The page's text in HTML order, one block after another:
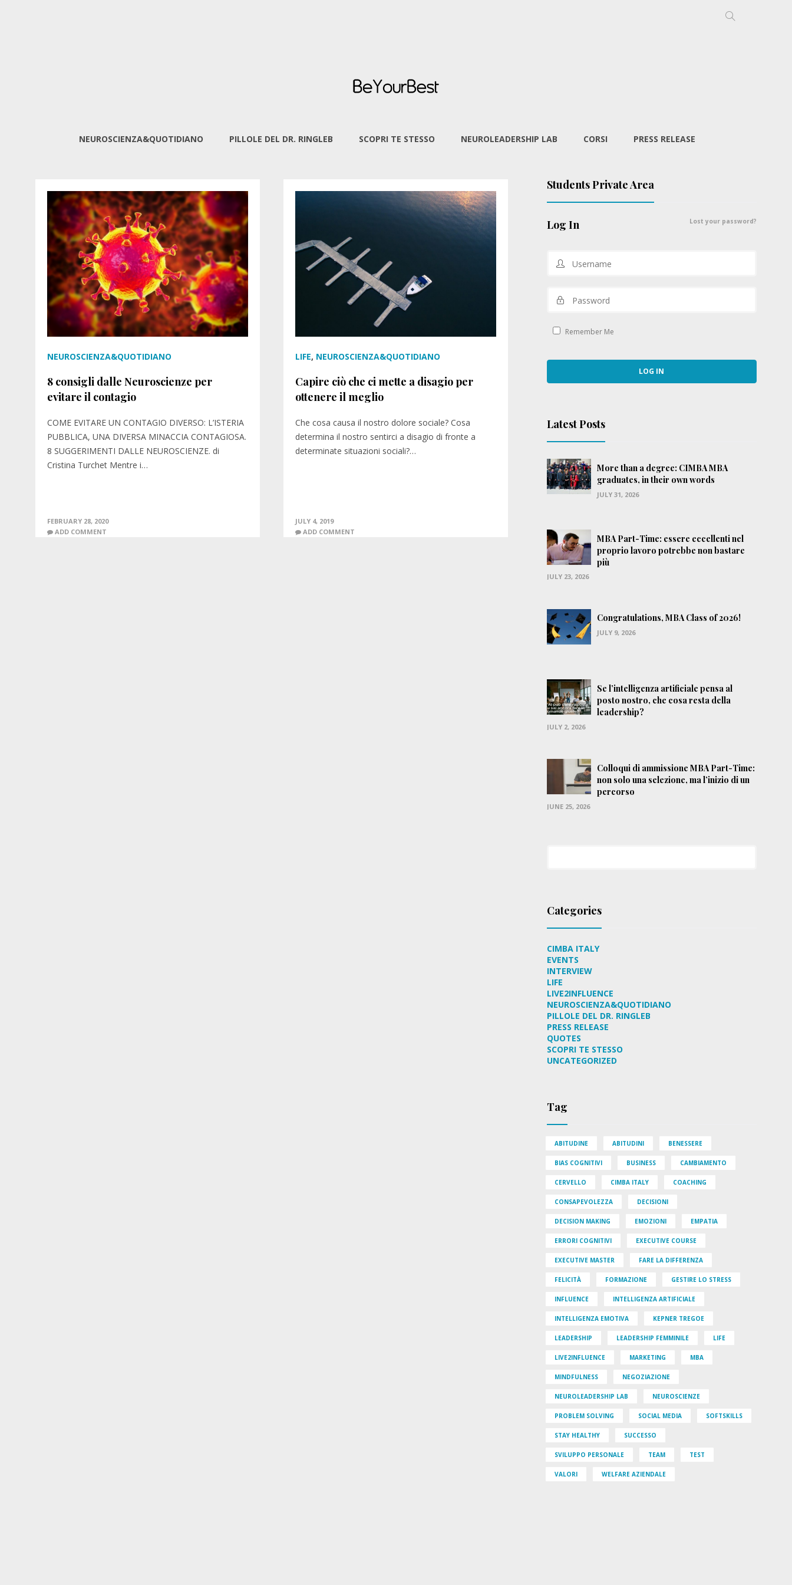
NEUROSCIENZA&QUOTIDIANO PILLOLE DEL DR. RINGLEB SCOPRI TE STESSO NEUROLEADERSHIP LAB CORSI PRESS RELEASE
NEUROSCIENZA&QUOTIDIANO
8 consigli dalle Neuroscienze per
evitare il contagio
COME EVITARE UN CONTAGIO DIVERSO: L’ISTERIA
PUBBLICA, UNA DIVERSA MINACCIA CONTAGIOSA.
8 SUGGERIMENTI DALLE NEUROSCIENZE. di
Cristina Turchet Mentre i…
FEBRUARY 28, 2020
ADD COMMENT
LIFE, NEUROSCIENZA&QUOTIDIANO
Capire ciò che ci mette a disagio per
ottenere il meglio
Che cosa causa il nostro dolore sociale? Cosa
determina il nostro sentirci a disagio di fronte a
determinate situazioni sociali?…
JULY 4, 2019
ADD COMMENT
Students Private Area
Log In
Remember Me
Lost your password?
Latest Posts
More than a degree: CIMBA MBA
graduates, in their own words
JULY 31, 2026
MBA Part-Time: essere eccellenti nel
proprio lavoro potrebbe non bastare
più
JULY 23, 2026
Congratulations, MBA Class of 2026!
JULY 9, 2026
Se l’intelligenza artificiale pensa al
posto nostro, che cosa resta della
leadership?
JULY 2, 2026
Colloqui di ammissione MBA Part-Time:
non solo una selezione, ma l’inizio di un
percorso
JUNE 25, 2026
Categories
CIMBA ITALY
EVENTS
INTERVIEW
LIFE
LIVE2INFLUENCE
NEUROSCIENZA&QUOTIDIANO
PILLOLE DEL DR. RINGLEB
PRESS RELEASE
QUOTES
SCOPRI TE STESSO
UNCATEGORIZED
Tag
ABITUDINE ABITUDINI BENESSERE
BIAS COGNITIVI BUSINESS CAMBIAMENTO
CERVELLO CIMBA ITALY COACHING
CONSAPEVOLEZZA DECISIONI
DECISION MAKING EMOZIONI EMPATIA
ERRORI COGNITIVI EXECUTIVE COURSE
EXECUTIVE MASTER FARE LA DIFFERENZA
FELICITÀ FORMAZIONE GESTIRE LO STRESS
INFLUENCE INTELLIGENZA ARTIFICIALE
INTELLIGENZA EMOTIVA KEPNER TREGOE
LEADERSHIP LEADERSHIP FEMMINILE LIFE
LIVE2INFLUENCE MARKETING MBA
MINDFULNESS NEGOZIAZIONE
NEUROLEADERSHIP LAB NEUROSCIENZE
PROBLEM SOLVING SOCIAL MEDIA SOFTSKILLS
STAY HEALTHY SUCCESSO
SVILUPPO PERSONALE TEAM TEST
VALORI WELFARE AZIENDALE